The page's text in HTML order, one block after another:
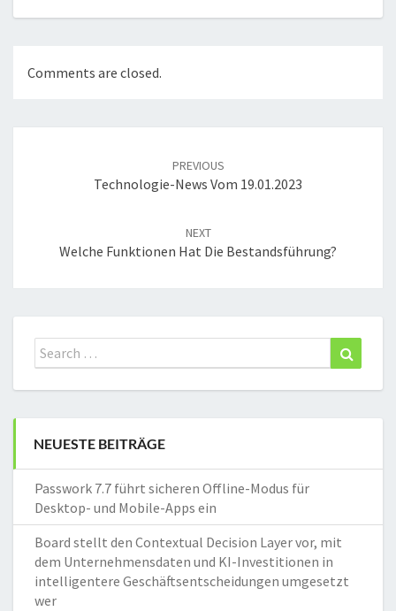
Comments are closed.
PREVIOUS
Technologie-News Vom 19.01.2023
NEXT
Welche Funktionen Hat Die Bestandsführung?
Search
for:
NEUESTE BEITRÄGE
Passwork 7.7 führt sicheren Offline-Modus für
Desktop- und Mobile-Apps ein
Board stellt den Contextual Decision Layer vor, mit
dem Unternehmensdaten und KI-Investitionen in
intelligentere Geschäftsentscheidungen umgesetzt
wer